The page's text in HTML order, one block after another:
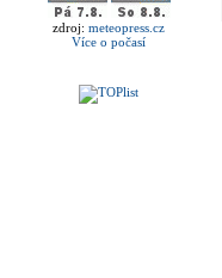
zdroj: meteopress.cz
Více o počasí